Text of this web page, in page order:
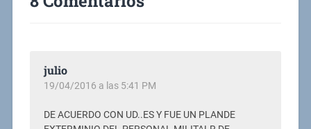
julio
19/04/2016 a las 5:41 PM
DE ACUERDO CON UD..ES Y FUE UN PLANDE